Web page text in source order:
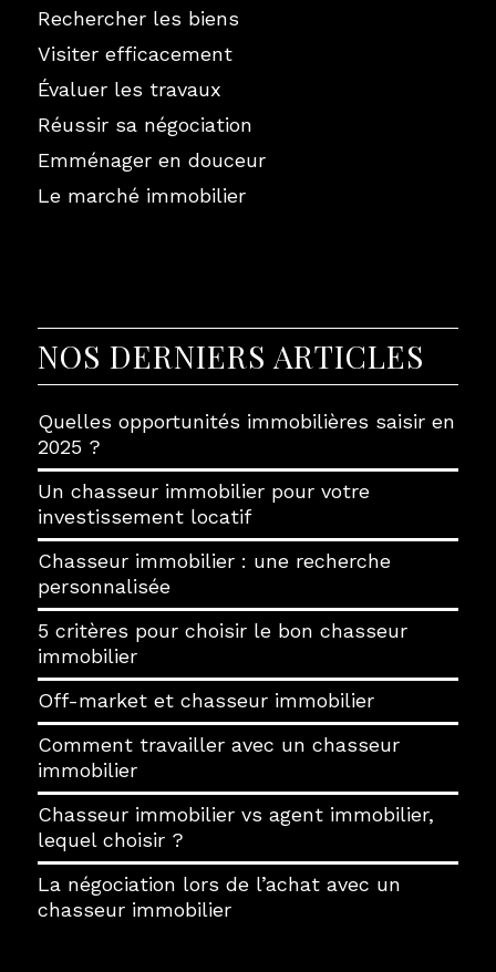
Rechercher les biens
Visiter efficacement
Évaluer les travaux
Réussir sa négociation
Emménager en douceur
Le marché immobilier
NOS DERNIERS ARTICLES
Quelles opportunités immobilières saisir en
2025 ?
Un chasseur immobilier pour votre
investissement locatif
Chasseur immobilier : une recherche
personnalisée
5 critères pour choisir le bon chasseur
immobilier
Off-market et chasseur immobilier
Comment travailler avec un chasseur
immobilier
Chasseur immobilier vs agent immobilier,
lequel choisir ?
La négociation lors de l’achat avec un
chasseur immobilier